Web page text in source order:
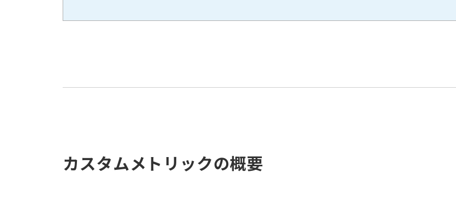
カスタムメトリックの概要